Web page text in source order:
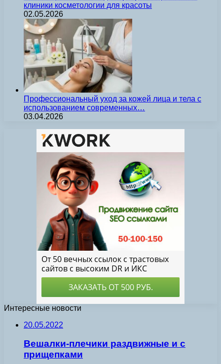
клиники косметологии для красоты
02.05.2026
Профессиональный уход за кожей лица и тела с
использованием современных…
03.04.2026
Интересные новости
20.05.2022
Вешалки-плечики раздвижные и с
прищепками